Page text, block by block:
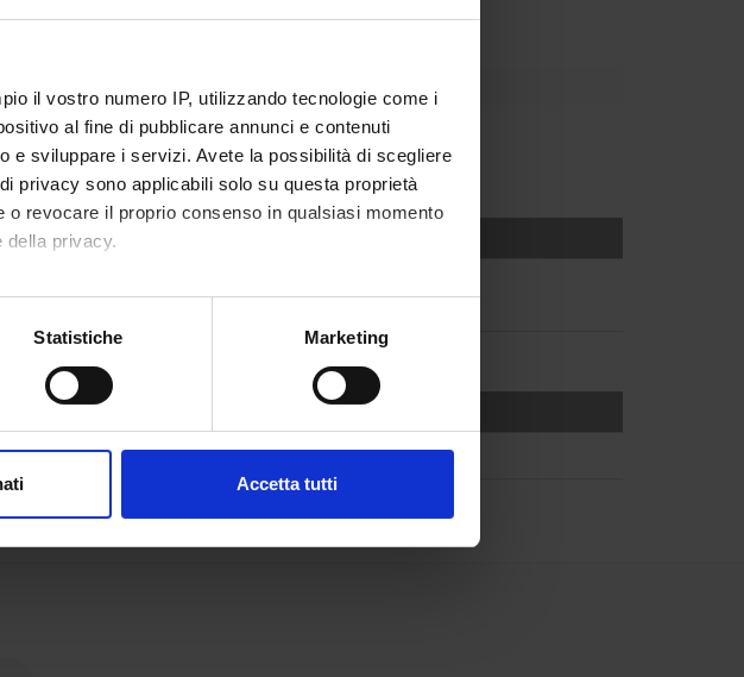
il vostro numero IP, utilizzando tecnologie come i
al fine di pubblicare annunci e contenuti
e sviluppare i servizi. Avete la possibilità di scegliere
privacy sono applicabili solo su questa proprietà
revocare il proprio consenso in qualsiasi momento
della privacy.
di qualche metro,
sui cookie.
Statistiche Marketing
Accetta tutti